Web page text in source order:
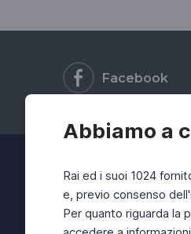
Abbiamo a
Rai ed i suoi 1024
e, previo consenso
Per quanto riguarda la
Facebook